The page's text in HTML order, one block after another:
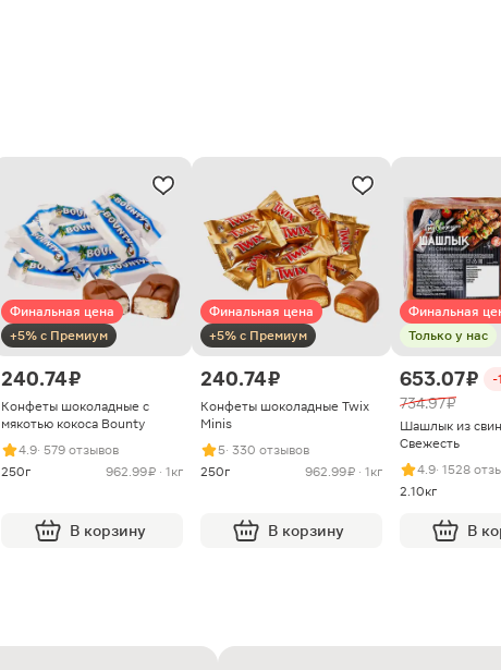
Финальная цена
+5% с Премиум
240.74 ₽
Конфеты шоколадные с
мякотью кокоса Bounty
4.9· 579 отзывов
250г
962.99 ₽ · 1кг
В корзину
Финальная цена
+5% с Премиум
240.74 ₽
Конфеты шоколадные Twix
Minis
5· 330 отзывов
250г
962.99 ₽ · 1кг
В корзину
Финальная
Только у нас
653.07 ₽ -
734.97 ₽
Шашлык из
Свежесть
4.9· 1528
2.10кг
В